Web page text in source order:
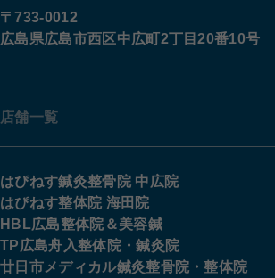
〒733-0012
広島県広島市西区中広町2丁目20番10号
店舗一覧
はぴねす鍼灸整骨院 中広院
はぴねす整体院 海田院
HBL広島整体院＆美容鍼
TP広島舟入整体院・鍼灸院
廿日市メディカル鍼灸整骨院・整体院